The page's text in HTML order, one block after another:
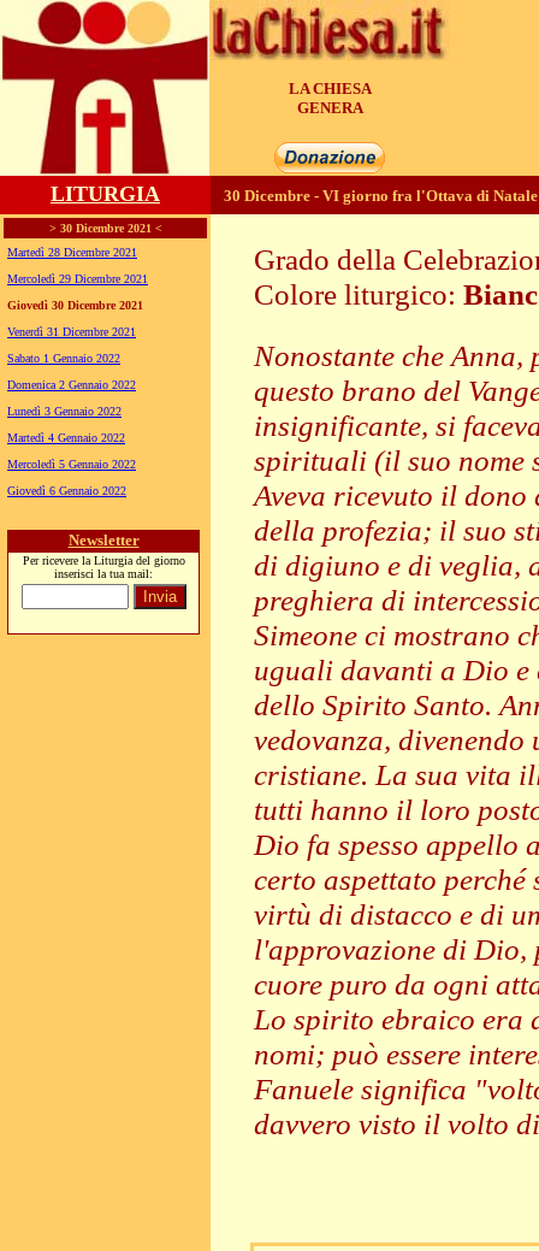
LA CHIESA
GENERA
LITURGIA
> 30 Dicembre 2021 <
Martedì 28 Dicembre 2021
Mercoledì 29 Dicembre 2021
Giovedì 30 Dicembre 2021
Venerdì 31 Dicembre 2021
Sabato 1 Gennaio 2022
Domenica 2 Gennaio 2022
Lunedì 3 Gennaio 2022
Martedì 4 Gennaio 2022
Mercoledì 5 Gennaio 2022
Giovedì 6 Gennaio 2022
Newsletter
Per ricevere la Liturgia del giorno
inserisci la tua mail:
30 Dicembre - VI giorno fra l'Ottava di Natale
Grado della
Colore liturgico:
Nonostante che
questo brano del
insignificante, si
spirituali (il suo nome
Aveva ricevuto il dono
della profezia; il suo
di digiuno e di veglia,
preghiera di
Simeone ci mostrano
uguali davanti a Dio e
dello Spirito Santo.
vedovanza, divenendo
cristiane. La sua vita
tutti hanno il loro
Dio fa spesso appello
certo aspettato
virtù di distacco e di
l'approvazione di Dio,
cuore puro da ogni
Lo spirito ebraico era
nomi; può essere
Fanuele significa
davvero visto il volto